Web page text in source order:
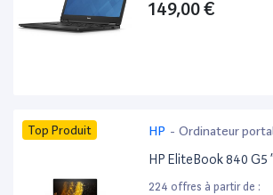
149,00 €
Top Produit HP - Ordinateur
HP EliteBook 840 G5
224 offres à partir de :